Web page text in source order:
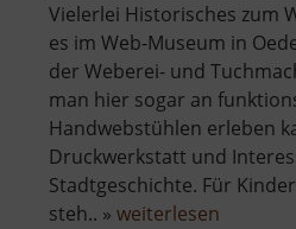
Vielerlei Historisches zum
es im Web-Museum in
der Weberei- und
man hier sogar an
Handwebstühlen erleben
Druckwerkstatt und
Stadtgeschichte. Für
steh.. » weiterlesen